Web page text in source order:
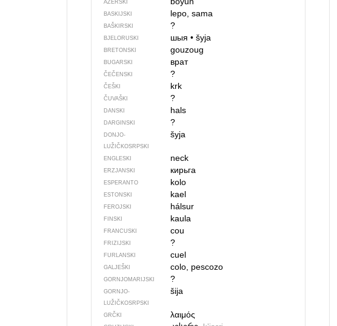
AZERSKI
BASKIJSKI lepo, sama
BAŠKIRSKI ?
BJELORUSKI шыя • šyja
BRETONSKI gouzoug
BUGARSKI врат
ČEČENSKI ?
ČEŠKI krk
ČUVAŠKI ?
DANSKI hals
DARGINSKI ?
DONJO­
LUŽIČKOSRPSKI
šyja
ENGLESKI neck
ERZJANSKI кирьга
ESPERANTO kolo
ESTONSKI kael
FEROJSKI hálsur
FINSKI kaula
FRANCUSKI cou
FRIZIJSKI ?
FURLANSKI cuel
GALJEŠKI colo, pescozo
GORNJOMARIJSKI ?
GORNJO­
LUŽIČKOSRPSKI
šija
GRČKI λαιμός